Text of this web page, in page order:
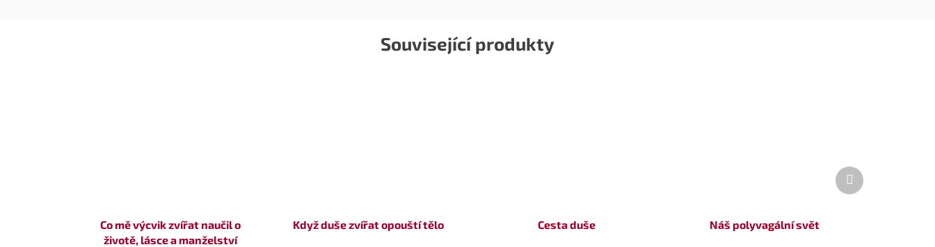
Související produkty
Co mě výcvik zvířat naučil o
životě, lásce a manželství
Když duše zvířat opouští tělo Cesta duše Náš polyvagální svět
Další
produkt